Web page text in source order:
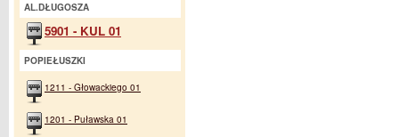
AL.DŁUGOSZA
5901 - KUL 01
POPIEŁUSZKI
1211 - Głowackiego 01
1201 - Puławska 01